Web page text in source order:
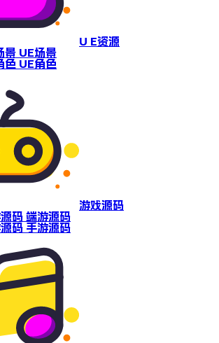
U E资源
UE场景
UE角色
游戏源码
端游源码
手游源码